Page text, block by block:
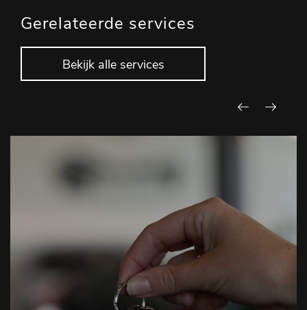
Gerelateerde services
Bekijk alle services
Car City Geldrop is aangesloten bij de BOVAG. Dit heeft ook
grondig geïnspecteerd worden, kan er na de aankoop een
gebrek voordoen. Wij staan dan altijd klaar met garantie.